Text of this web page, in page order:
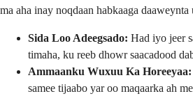
ma aha inay noqdaan habkaaga
Sida Loo Adeegsado: Had iyo jeer
timaha, ku reeb dhowr saacadood
Ammaanku Wuxuu Ka Horeeyaa:
samee tijaabo yar oo maqaarka ah